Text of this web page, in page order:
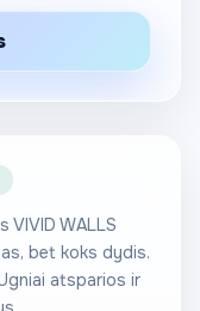
25 €
VIVID WALLS
bet koks dydis.
atsparios ir